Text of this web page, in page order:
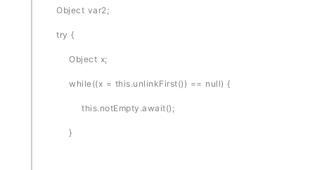
Object var2;
try {
Object x;
while((x = this.unlinkFirst()) == null) {
this.notEmpty.await();
}